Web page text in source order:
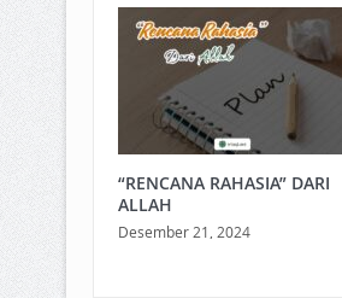
“RENCANA RAHASIA” DARI
ALLAH
Desember 21, 2024